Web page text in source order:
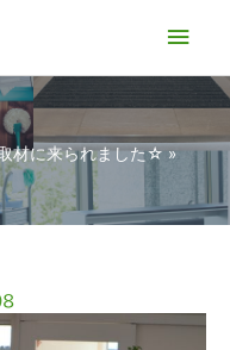
メ
イ
ン
ニ
ー
材に来られました☆